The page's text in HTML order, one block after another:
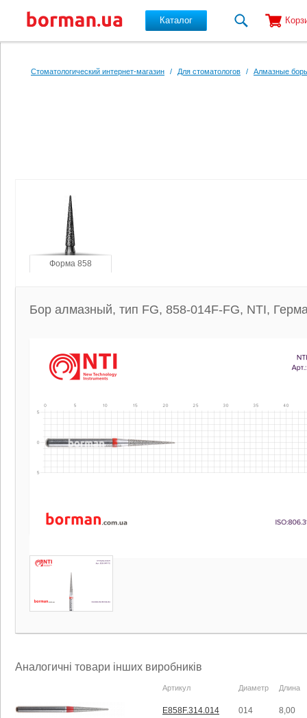
Каталог
Стоматологический интернет-магазин / Для стоматологов / Алмазные
Форма 858
Бор алмазный, тип FG, 858-014F-FG, NTI,
Аналогичні товари інших виробників
Артикул Диаметр Длина
E858F.314.014 014 8,00